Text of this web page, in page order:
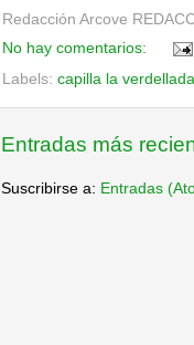
Redacción Arcove
No hay comentarios:
Labels: capilla la verdellada
Entradas más
Suscribirse a: Entradas